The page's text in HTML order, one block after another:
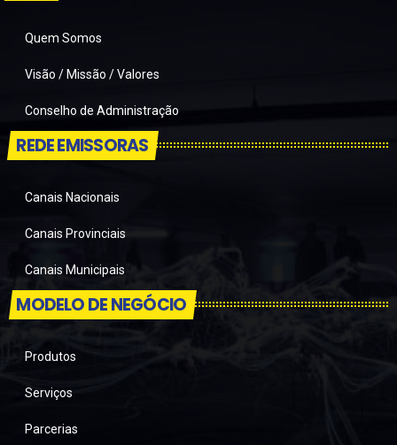
Quem Somos
Visão / Missão / Valores
Conselho de Administração
REDE EMISSORAS
Canais Nacionais
Canais Provinciais
Canais Municipais
MODELO DE NEGÓCIO
Produtos
Serviços
Parcerias